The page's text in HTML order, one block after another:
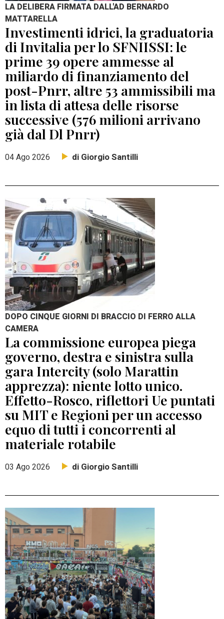
LA DELIBERA FIRMATA DALL'AD BERNARDO
MATTARELLA
Investimenti idrici, la graduatoria
di Invitalia per lo SFNIISSI: le
prime 39 opere ammesse al
miliardo di finanziamento del
post-Pnrr, altre 53 ammissibili ma
in lista di attesa delle risorse
successive (576 milioni arrivano
già dal Dl Pnrr)
04 Ago 2026 di Giorgio Santilli
DOPO CINQUE GIORNI DI BRACCIO DI FERRO ALLA
CAMERA
La commissione europea piega
governo, destra e sinistra sulla
gara Intercity (solo Marattin
apprezza): niente lotto unico.
Effetto-Rosco, riflettori Ue puntati
su MIT e Regioni per un accesso
equo di tutti i concorrenti al
materiale rotabile
03 Ago 2026 di Giorgio Santilli